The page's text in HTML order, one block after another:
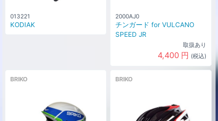
013221
KODIAK
2000AJ0
チンガード for VULCANO
SPEED JR
取扱あり
4,400 円 (税込)
BRIKO BRIKO